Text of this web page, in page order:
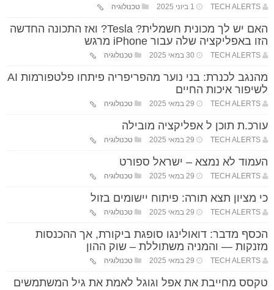
TECH ALERTS 1 ביוני 2025 טכנולוגיה
האם יש לך מכונית חשמלית? Tesla? ואז התכונה החדשה
הזו באפליקציה שלה עבור iPhone מרגש
TECH ALERTS 30 במאי 2025 טכנולוגיה
מהנגב לכנרת: בני נוער מהפריפריה פיתחו פלטפורמות AI
לשיפור איכות החיים
TECH ALERTS 29 במאי 2025 טכנולוגיה
עורכ.ת תוכן ל אפליקציה מובילה
TECH ALERTS 29 במאי 2025 טכנולוגיה
העמוד לא נמצא – ישראל ספורט
TECH ALERTS 29 במאי 2025 טכנולוגיה
כי מציון תצא תורה: פיתוח יישומים בזול
TECH ALERTS 29 במאי 2025 טכנולוגיה
הכסף מדבר: דואולינגו סופגת ביקורת, אך ההכנסות
מזנקות — והמניה משתוללת – שוק ההון
TECH ALERTS 29 במאי 2025 טכנולוגיה
טקסס מחייבת את אפל וגוגל לאמת את גיל המשתמשים